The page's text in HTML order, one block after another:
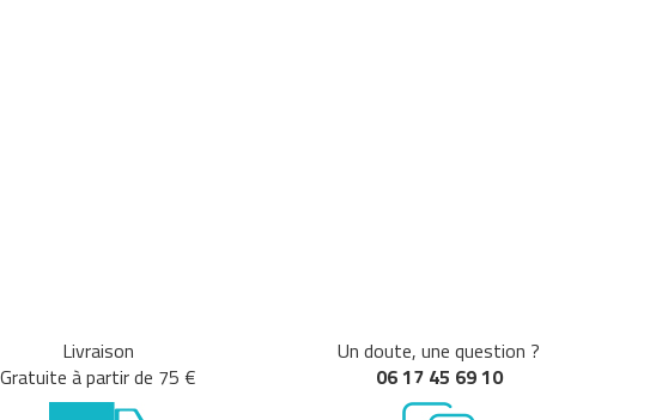
Livraison
Gratuite à partir de 75 €
Un doute, une question ?
06 17 45 69 10